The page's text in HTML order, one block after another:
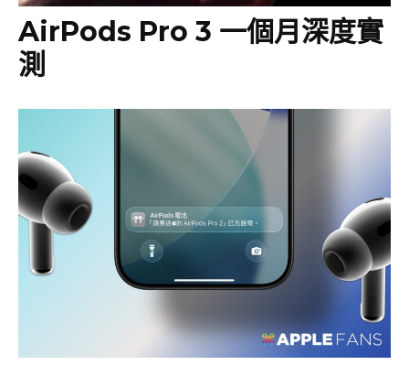
AirPods Pro 3 一個月深度實
測